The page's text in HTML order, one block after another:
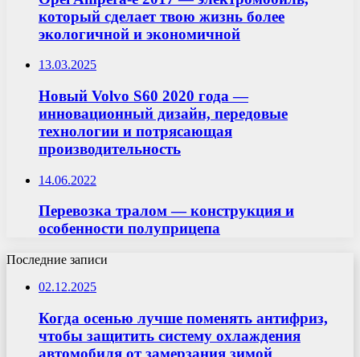
который сделает твою жизнь более
экологичной и экономичной
13.03.2025
Новый Volvo S60 2020 года —
инновационный дизайн, передовые
технологии и потрясающая
производительность
14.06.2022
Перевозка тралом — конструкция и
особенности полуприцепа
Последние записи
02.12.2025
Когда осенью лучше поменять антифриз,
чтобы защитить систему охлаждения
автомобиля от замерзания зимой